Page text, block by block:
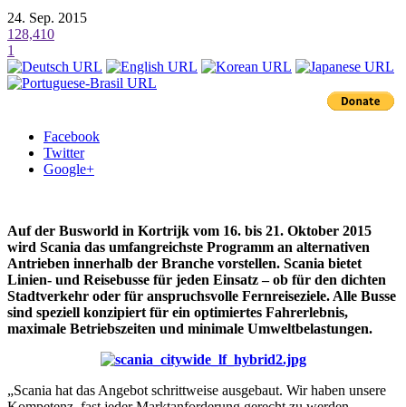
24. Sep. 2015
128,410
1
Facebook
Twitter
Google+
Auf der Busworld in Kortrijk vom 16. bis 21. Oktober 2015
wird Scania das umfangreichste Programm an alternativen
Antrieben innerhalb der Branche vorstellen. Scania bietet
Linien- und Reisebusse für jeden Einsatz – ob für den dichten
Stadtverkehr oder für anspruchsvolle Fernreiseziele. Alle Busse
sind speziell konzipiert für ein optimiertes Fahrerlebnis,
maximale Betriebszeiten und minimale Umweltbelastungen.
„Scania hat das Angebot schrittweise ausgebaut. Wir haben unsere